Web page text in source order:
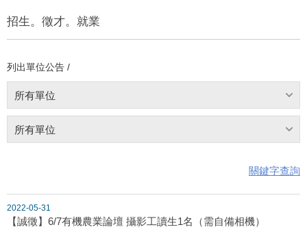
招生。徵才。就業
列出單位公告 /
所有單位
所有單位
關鍵字查詢
2022-05-31
【誠徵】6/7有機農業論壇 攝影工讀生1名（需自備相機）